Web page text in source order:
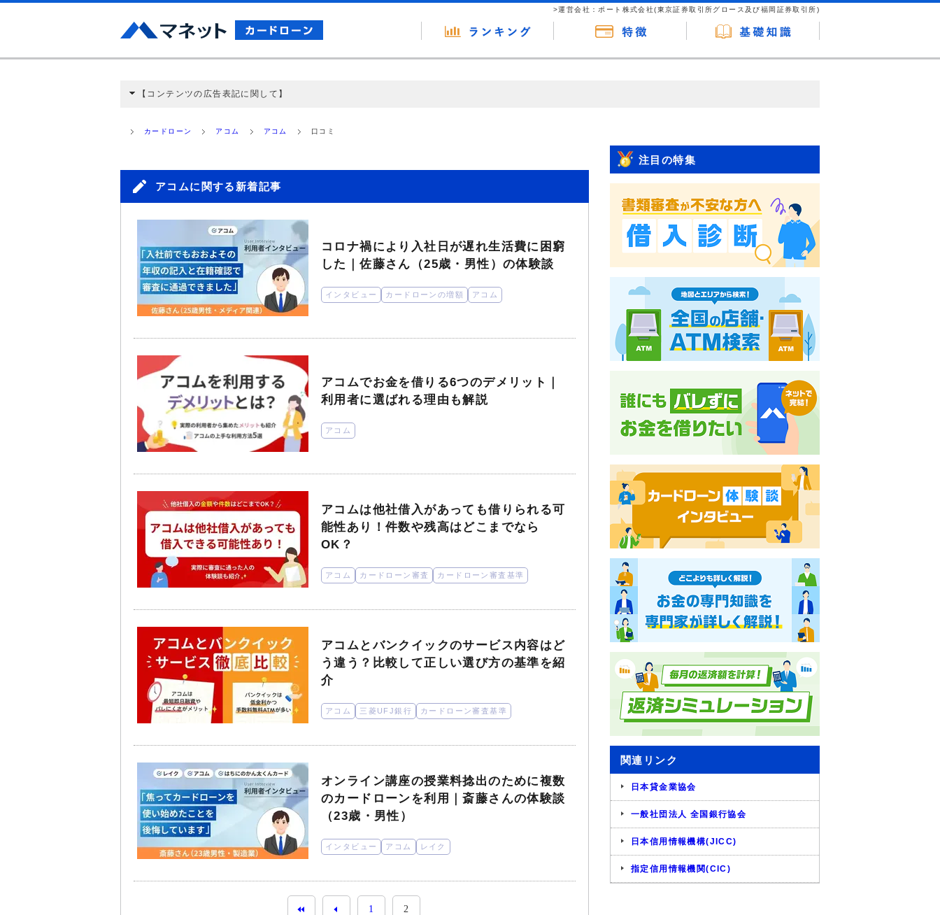
>運営会社：ポート株式会社(東京証券取引所グロース及び福岡証券取引所)
【コンテンツの広告表記に関して】
ミ収集などに基づき、公平性を担保した情報提供を行っています。
カードローン アコム アコム 口コミ
アコムに関する新着記事
コロナ禍により入社日が遅れ生活費に困窮
した｜佐藤さん（25歳・男性）の体験談
インタビュー カードローンの増額 アコム
アコムでお金を借りる6つのデメリット｜
利用者に選ばれる理由も解説
アコム
アコムは他社借入があっても借りられる可
能性あり！件数や残高はどこまでなら
OK？
アコム カードローン審査 カードローン審査基準
アコムとバンクイックのサービス内容はど
う違う？比較して正しい選び方の基準を紹
介
アコム 三菱UFJ銀行 カードローン審査基準
オンライン講座の授業料捻出のために複数
のカードローンを利用｜斎藤さんの体験談
（23歳・男性）
インタビュー アコム レイク
1 2
注目の特集
関連リンク
日本貸金業協会
一般社団法人 全国銀行協会
日本信用情報機構(JICC)
指定信用情報機関(CIC)